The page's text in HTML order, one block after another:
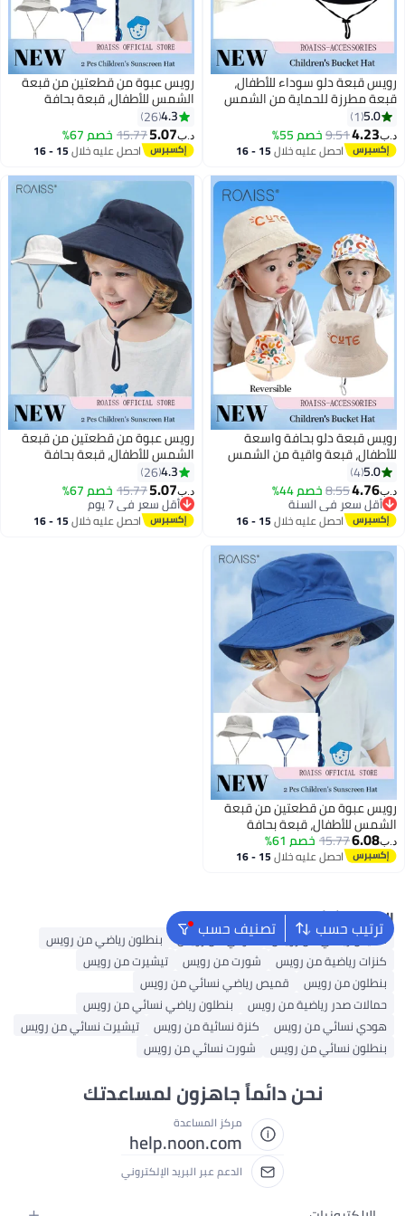
4
رويس قبعة دلو سوداء للأطفال،
قبعة مطرزة للحماية من الشمس
مع حزام مقاوم للرياح، قبعة دلو
واسعة الحواف للحماية من الشمس،
مناسبة للرياضات الخارجية والحفلات
الصيفية على الشاطئ
5.0
1
د.ب‏4.23
9.51خصم 55%
احصل عليه خلال 15 - 16
رويس عبوة من قطعتين من قبعة
الشمس للأطفال، قبعة بحافة
واسعة للصيف، قبعة دلو للشاطئ،
قبعة صيد قابلة للطي للأطفال
الرضع قابلة للتعديل
4.3
26
د.ب‏5.07
15.77خصم 67%
احصل عليه خلال 15 - 16
5
رويس قبعة دلو بحافة واسعة
للأطفال، قبعة واقية من الشمس
للأطفال مطرزة بأحرف مزدوجة
الجوانب، قبعة صيفية للأطفال في
الهواء الطلق للأولاد والبنات
5.0
4
د.ب‏4.76
8.55خصم 44%
أقل سعر في السنة
أقل سعر في السنة
احصل عليه خلال 15 - 16
رويس عبوة من قطعتين من قبعة
الشمس للأطفال، قبعة بحافة
واسعة للصيف، قبعة دلو للشاطئ،
قبعة صيد قابلة للطي للأطفال
الرضع قابلة للتعديل
4.3
26
د.ب‏5.07
15.77خصم 67%
أقل سعر في 7 يوم
أقل سعر في 7 يوماحصل عليه خلال 15 - 16
رويس عبوة من قطعتين من قبعة
الشمس للأطفال، قبعة بحافة
واسعة للصيف، قبعة دلو للشاطئ،
قبعة صيد قابلة للطي للأطفال
د.ب‏6.08
15.77خصم 61%
احصل عليه خلال 15 - 16
ترتيب حسب تصنيف حسب البحث الشائع
قميص رياضي من رويس هودي من رويس
بنطلون رياضي من رويس
كنزات رياضية من رويس
شورت من رويس
تيشيرت من رويس
بنطلون من رويس
قميص رياضي نسائي من رويس
حمالات صدر رياضية من رويس
بنطلون رياضي نسائي من رويس
هودي نسائي من رويس
كنزة نسائية من رويس
تيشيرت نسائي من رويس
بنطلون نسائي من رويس
شورت نسائي من رويس
نحن دائماً جاهزون لمساعدتك
مركز المساعدة
help.noon.com
الدعم عبر البريد الإلكتروني